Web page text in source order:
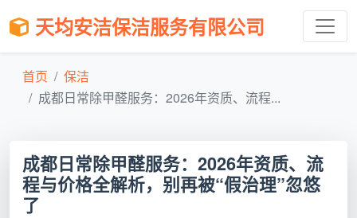
天均安洁保洁服务有限公司
首页
保洁
成都日常除甲醛服务：2026年资质、流程...
成都日常除甲醛服务：2026年资质、流
程与价格全解析，别再被“假治理”忽悠
了